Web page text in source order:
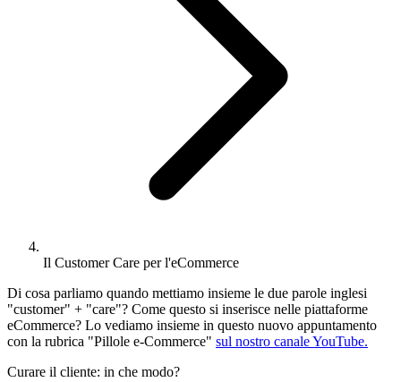
Il Customer Care per l'eCommerce
Di cosa parliamo quando mettiamo insieme le due parole inglesi
"customer" + "care"? Come questo si inserisce nelle piattaforme
eCommerce? Lo vediamo insieme in questo nuovo appuntamento
con la rubrica "Pillole e-Commerce" sul nostro canale YouTube.
Curare il cliente: in che modo?